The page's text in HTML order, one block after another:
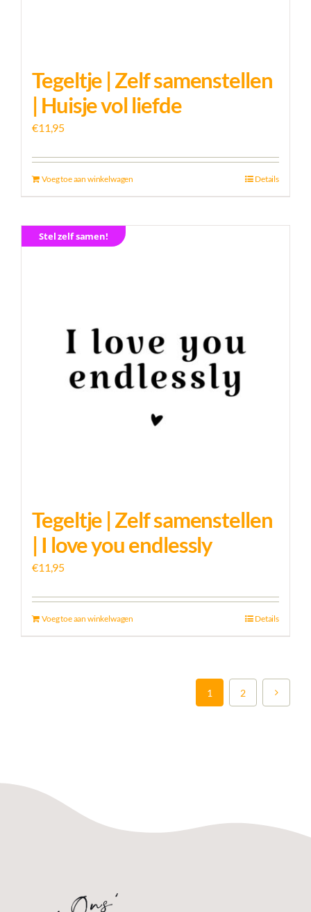
Tegeltje | Zelf samenstellen
| Huisje vol liefde
€11,95
Voeg toe aan winkelwagen Details
Stel zelf samen!
Tegeltje | Zelf samenstellen
| I love you endlessly
€11,95
Voeg toe aan winkelwagen Details
1 2